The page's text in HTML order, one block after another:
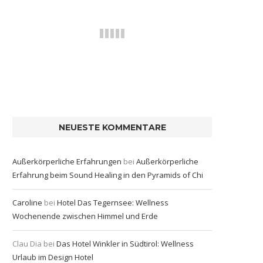
NEUESTE KOMMENTARE
Außerkörperliche Erfahrungen bei Außerkörperliche
Erfahrung beim Sound Healing in den Pyramids of Chi
Caroline bei Hotel Das Tegernsee: Wellness
Wochenende zwischen Himmel und Erde
Clau Dia bei Das Hotel Winkler in Südtirol: Wellness
Urlaub im Design Hotel